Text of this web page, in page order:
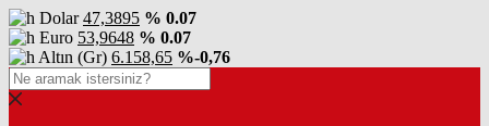
Dolar47,3895 % 0.07
Euro 53,9648 % 0.07
Altın (Gr) 6.158,65 %-0,76